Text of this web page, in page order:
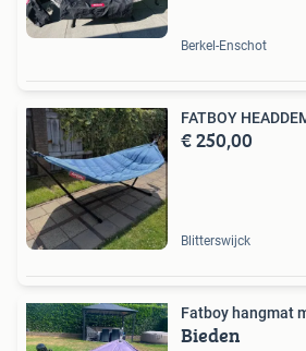
Berkel-Enschot
FATBOY
€ 250,00
Blitterswijck
Fatboy hangmat
Bieden